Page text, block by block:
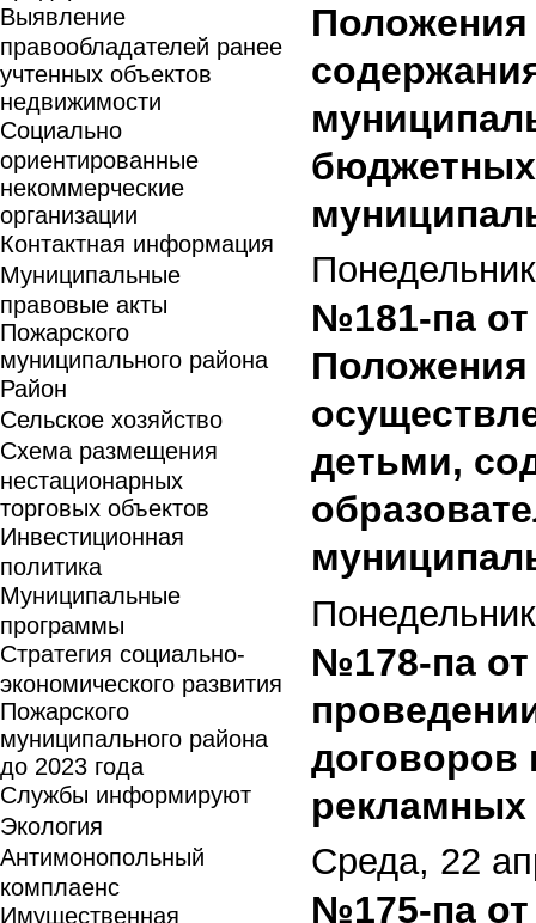
Выявление
правообладателей ранее
учтенных объектов
недвижимости
Социально
ориентированные
некоммерческие
организации
Контактная информация
Муниципальные
правовые акты
Пожарского
муниципального района
Район
Сельское хозяйство
Схема размещения
нестационарных
торговых объектов
Инвестиционная
политика
Муниципальные
программы
Стратегия социально-
экономического развития
Пожарского
муниципального района
до 2023 года
Службы информируют
Экология
Антимонопольный
комплаенс
Имущественная
Положения
№181-па от
Положения
детьми,
№178-па от
договоров
рекламных
Среда, 22
№175-па от